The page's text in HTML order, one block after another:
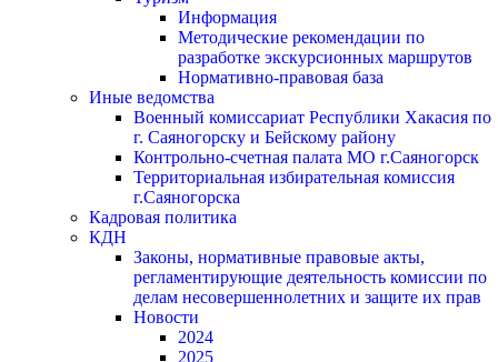
Информация
Методические рекомендации по
разработке экскурсионных маршрутов
Нормативно-правовая база
Иные ведомства
Военный комиссариат Республики Хакасия по
г. Саяногорску и Бейскому району
Контрольно-счетная палата МО г.Саяногорск
Территориальная избирательная комиссия
г.Саяногорска
Кадровая политика
КДН
Законы, нормативные правовые акты,
регламентирующие деятельность комиссии по
делам несовершеннолетних и защите их прав
Новости
2024
2025